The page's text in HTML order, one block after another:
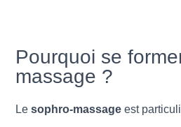
Pourquoi se
massage ?
Lesophro-massage est